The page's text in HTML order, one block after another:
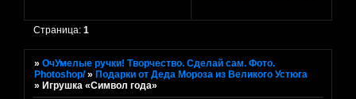
Страница:1
»ОчУмелые ручки! Творчество. Сделай сам. Фото.
Photoshop/ »Подарки от Деда Мороза из Великого Устюга
»Игрушка «Символ года»